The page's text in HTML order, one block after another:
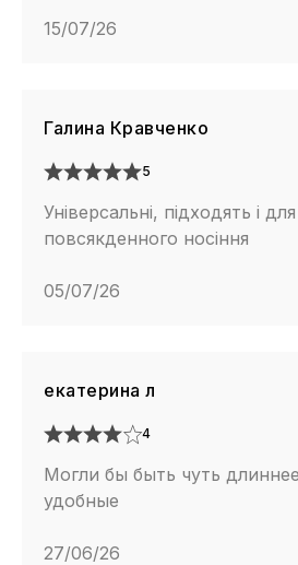
15/07/26
Галина Кравченко
5
Універсальні, підходять і для
повсякденного носіння
05/07/26
екатерина л
4
Могли бы быть чуть
удобные
27/06/26